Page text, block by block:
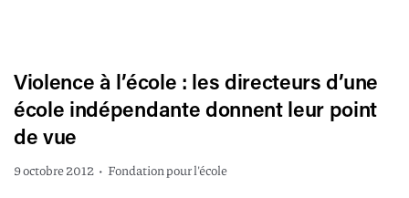
Violence à l’école : les directeurs d’une
école indépendante donnent leur point
de vue
9 octobre 2012 • Fondation pour l'école